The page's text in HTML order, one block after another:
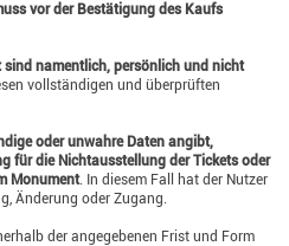
vor der Bestätigung des Kaufs
namentlich, persönlich und nicht
vollständigen und überprüften
oder unwahre Daten angibt,
für die Nichtausstellung der Tickets oder
Monument. In diesem Fall hat der Nutzer
Änderung oder Zugang.
der angegebenen Frist und Form